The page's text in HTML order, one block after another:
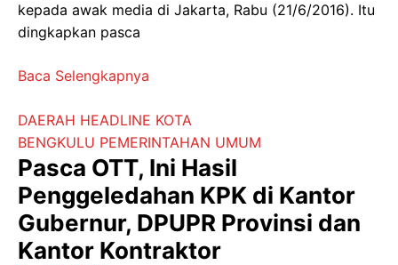
kepada awak media di Jakarta, Rabu (21/6/2016). Itu
dingkapkan pasca
Baca Selengkapnya
DAERAH HEADLINE KOTA
BENGKULU PEMERINTAHAN UMUM
Pasca OTT, Ini Hasil
Penggeledahan KPK di Kantor
Gubernur, DPUPR Provinsi dan
Kantor Kontraktor